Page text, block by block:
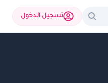
تسجيل الدخول